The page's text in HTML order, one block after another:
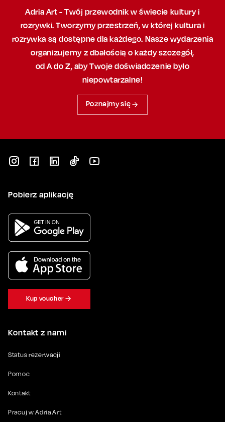
Adria Art - Twój przewodnik w świecie kultury i
rozrywki. Tworzymy przestrzeń,w której kultura i
rozrywka są dostępne dla każdego. Nasze wydarzenia
organizujemy z dbałością o każdy szczegół,
od A do Z, abyTwoje doświadczenie było
niepowtarzalne!
Poznajmy się
Kontakt z nami
Status rezerwacji
Pomoc
Kontakt
Pracuj w Adria Art
Pobierz aplikację
Kup voucher